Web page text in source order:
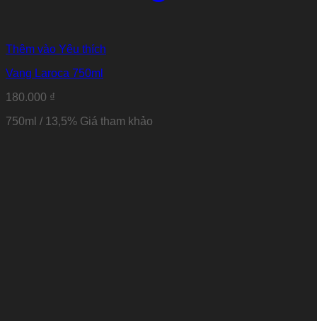
Thêm vào Yêu thích
Vang Laroca 750ml
180.000 ₫
750ml / 13,5% Giá tham khảo